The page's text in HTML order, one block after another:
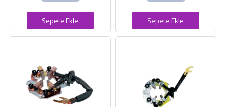
Sepete Ekle Sepete Ekle